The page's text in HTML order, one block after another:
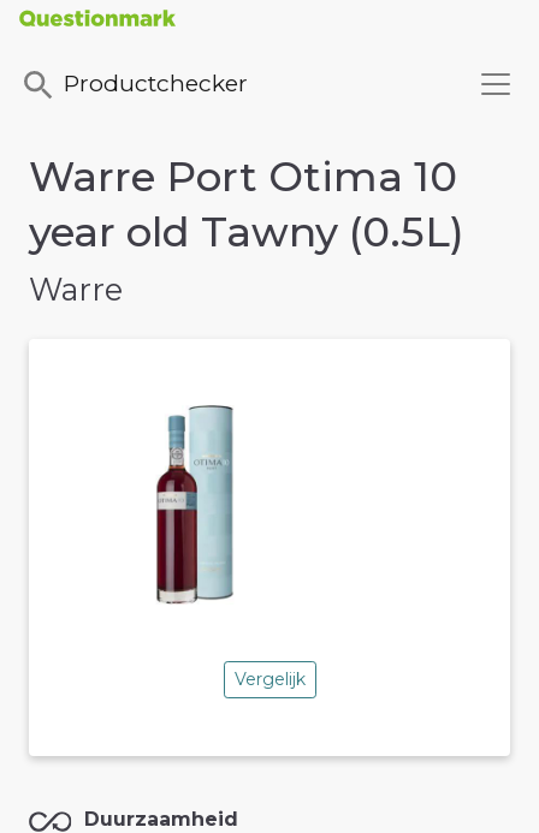
Productchecker
Warre Port Otima 10
year old Tawny (0.5L)
Warre
Vergelijk
Duurzaamheid